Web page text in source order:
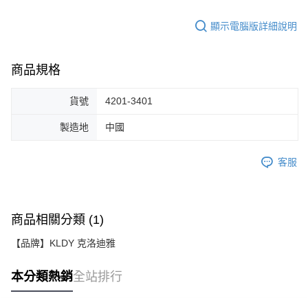
顯示電腦版詳細說明
商品規格
貨號 4201-3401
製造地 中國
客服
商品相關分類 (1)
【品牌】KLDY 克洛迪雅
本分類熱銷全站排行